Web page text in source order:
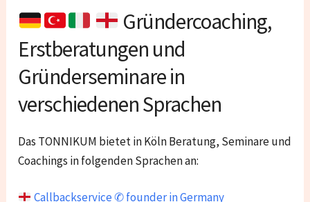
Gründercoaching,
Erstberatungen und
Gründerseminare in
verschiedenen Sprachen
Das TONNIKUM bietet in Köln Beratung, Seminare und
Coachings in folgenden Sprachen an:
Callbackservice ✆ founder in Germany